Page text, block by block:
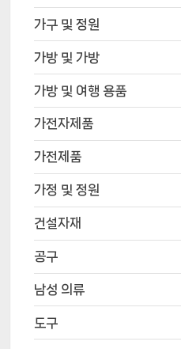
가구 및 정원
가방 및 가방
가방 및 여행 용품
가전자제품
가전제품
가정 및 정원
건설자재
공구
남성 의류
도구